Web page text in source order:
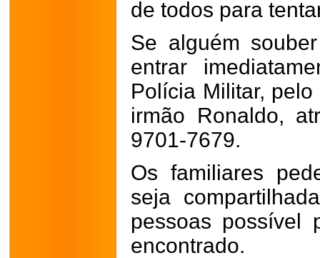
de todos para
Se alguém
entrar
Polícia Militar,
irmão Ronaldo,
9701-7679.
Os familiares
seja
pessoas possível
encontrado.